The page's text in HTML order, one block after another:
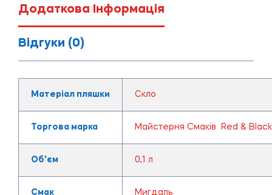
Додаткова Інформація
Відгуки (0)
Матеріал пляшки Скло
Торгова марка Майстерня Смаків Red & Black
Об'єм 0,1 л
Смак Мигдаль